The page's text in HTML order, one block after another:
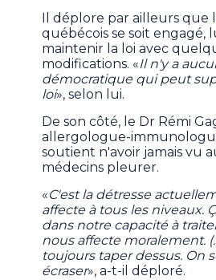
Il déplore par ailleurs que
québécois se soit engagé,
maintenir la loi avec
modifications. «Il n'y a
démocratique qui peut
loi», selon lui.
De son côté, le Dr Rémi
allergologue-
soutient n'avoir jamais vu
médecins pleurer.
«C'est la détresse
affecte à tous les niveaux.
dans notre capacité à
nous affecte moralement.
toujours taper dessus. On
écraser», a-t-il déploré.